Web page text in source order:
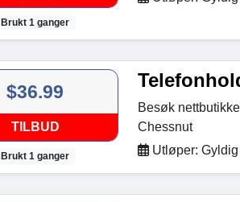
Brukt 1 ganger
$36.99
TILBUD
Brukt 1 ganger
Besøk
Chessnut
Utløper: Gyldig